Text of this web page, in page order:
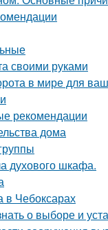
своими руками
в мире для
рекомендации
дома
духового шкафа.
в Чебоксарах
о выборе и